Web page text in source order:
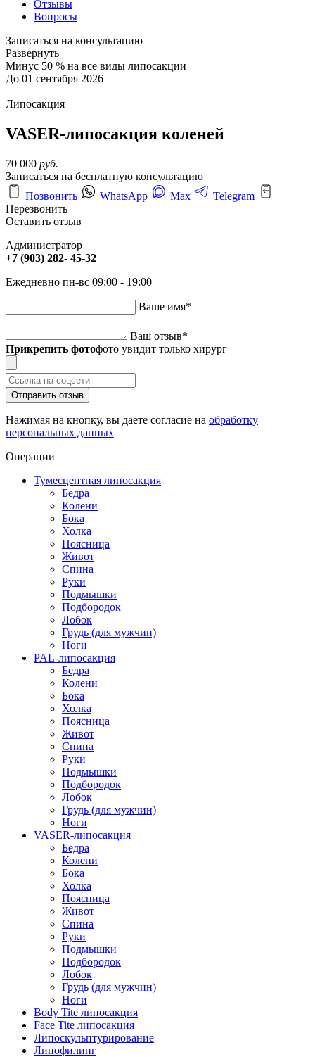
Отзывы
Вопросы
Записаться на консультацию
Развернуть
Минус 50 % на все виды липосакции
До 01 сентября 2026
Липосакция
VASER-липосакция коленей
70 000 руб.
Записаться на бесплатную консультацию
Позвонить
WhatsApp Max
Telegram
Перезвонить
Оставить отзыв
Администратор
+7 (903) 282- 45-32
Ежедневно пн-вс 09:00 - 19:00
Ваше имя*
Ваш отзыв*
Прикрепить фотофото увидит только хирург
Отправить отзыв
Нажимая на кнопку, вы даете согласие на обработку
персональных данных
Операции
Тумесцентная липосакция
Бедра
Колени
Бока
Холка
Поясница
Живот
Спина
Руки
Подмышки
Подбородок
Лобок
Грудь (для мужчин)
Ноги
PAL-липосакция
Бедра
Колени
Бока
Холка
Поясница
Живот
Спина
Руки
Подмышки
Подбородок
Лобок
Грудь (для мужчин)
Ноги
VASER-липосакция
Бедра
Колени
Бока
Холка
Поясница
Живот
Спина
Руки
Подмышки
Подбородок
Лобок
Грудь (для мужчин)
Ноги
Body Tite липосакция
Face Tite липосакция
Липоскульптурирование
Липофилинг